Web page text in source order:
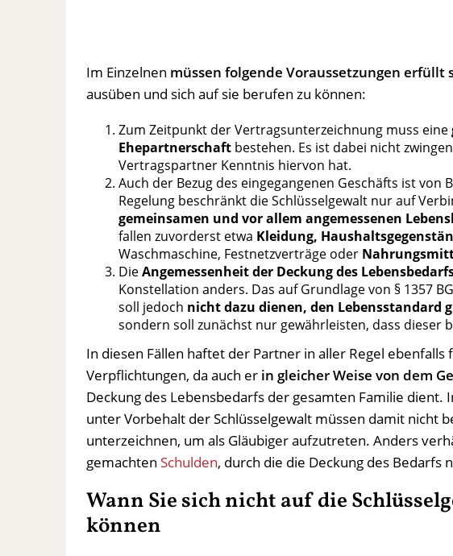
Im Einzelnen müssen folgende Voraussetzungen erfüllt
ausüben und sich auf sie berufen zu können:
Zum Zeitpunkt der Vertragsunterzeichnung muss eine
Ehepartnerschaft bestehen. Es ist dabei nicht
Vertragspartner Kenntnis hiervon hat.
Auch der Bezug des eingegangenen Geschäfts ist von
Regelung beschränkt die Schlüsselgewalt nur auf
gemeinsamen und vor allem angemessenen
fallen zuvorderst etwa Kleidung,
Waschmaschine, Festnetzverträge oder
DieAngemessenheit der Deckung des
Konstellation anders. Das auf Grundlage von § 1357
soll jedoch nicht dazu dienen, den Lebensstandard
sondern soll zunächst nur gewährleisten, dass dieser
In diesen Fällen haftet der Partner in aller Regel ebenfalls
Verpflichtungen, da auch er in gleicher Weise von dem
Deckung des Lebensbedarfs der gesamten Familie dient.
unter Vorbehalt der Schlüsselgewalt müssen damit nicht
unterzeichnen, um als Gläubiger aufzutreten. Anders
gemachten Schulden, durch die die Deckung des Bedarfs
Wann Sie sich nicht auf die
können